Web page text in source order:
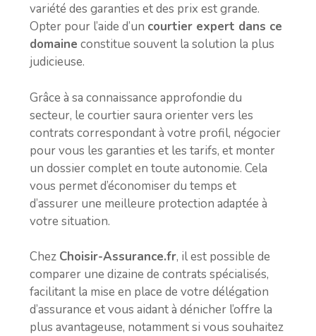
variété des garanties et des prix est grande.
Opter pour l’aide d’un courtier expert dans ce
domaine constitue souvent la solution la plus
judicieuse.
Grâce à sa connaissance approfondie du
secteur, le courtier saura orienter vers les
contrats correspondant à votre profil, négocier
pour vous les garanties et les tarifs, et monter
un dossier complet en toute autonomie. Cela
vous permet d’économiser du temps et
d’assurer une meilleure protection adaptée à
votre situation.
Chez Choisir-Assurance.fr, il est possible de
comparer une dizaine de contrats spécialisés,
facilitant la mise en place de votre délégation
d’assurance et vous aidant à dénicher l’offre la
plus avantageuse, notamment si vous souhaitez